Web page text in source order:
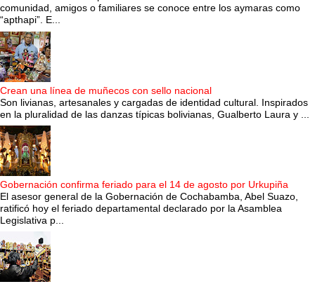
comunidad, amigos o familiares se conoce entre los aymaras como
“apthapi”. E...
Crean una línea de muñecos con sello nacional
Son livianas, artesanales y cargadas de identidad cultural. Inspirados
en la pluralidad de las danzas típicas bolivianas, Gualberto Laura y ...
Gobernación confirma feriado para el 14 de agosto por Urkupiña
El asesor general de la Gobernación de Cochabamba, Abel Suazo,
ratificó hoy el feriado departamental declarado por la Asamblea
Legislativa p...